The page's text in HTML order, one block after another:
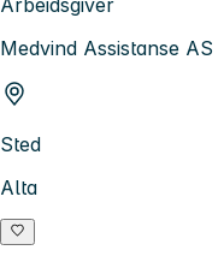
Medvind Assistanse AS
Sted
Alta